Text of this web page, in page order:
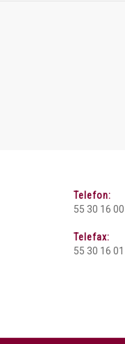
Telefon:
55 30 16 00
Telefax:
55 30 16 01